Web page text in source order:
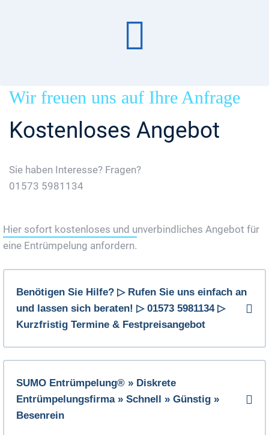
Wir freuen uns auf Ihre Anfrage
Kostenloses Angebot
Sie haben Interesse? Fragen?
01573 5981134
Hier sofort kostenloses und unverbindliches Angebot für
eine Entrümpelung anfordern.
Benötigen Sie Hilfe? ▷ Rufen Sie uns einfach an
und lassen sich beraten! ▷ 01573 5981134 ▷
Kurzfristig Termine & Festpreisangebot
SUMO Entrümpelung® » Diskrete
Entrümpelungsfirma » Schnell » Günstig »
Besenrein